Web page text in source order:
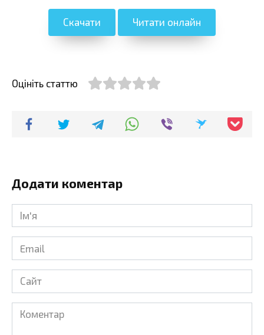
Скачати Читати онлайн
Оцініть статтю
Додати коментар
Ім'я
Email
Сайт
Коментар